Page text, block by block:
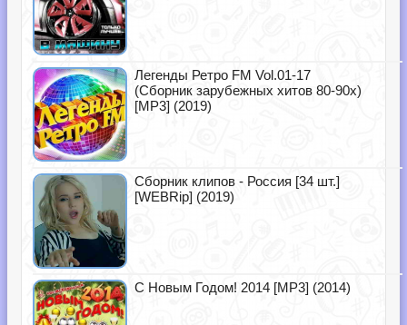
Легенды Ретро FM Vol.01-17
(Сборник зарубежных хитов 80-90х)
[MP3] (2019)
Сборник клипов - Россия [34 шт.]
[WEBRip] (2019)
С Новым Годом! 2014 [MP3] (2014)